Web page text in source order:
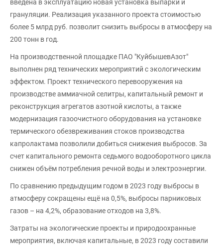
введена в эксплуатацию новая установка выпарки и
грануляции. Реализация указанного проекта стоимостью
более 5 млрд руб. позволит снизить выбросы в атмосферу на
200 тонн в год.
На производственной площадке ПАО "КуйбышевАзот"
выполнен ряд технических мероприятий с экологическим
эффектом. Проект технического перевооружения на
производстве аммиачной селитры, капитальный ремонт и
реконструкция агрегатов азотной кислоты, а также
модернизация газоочистного оборудования на установке
термического обезвреживания стоков производства
капролактама позволили добиться снижения выбросов. За
счет капитального ремонта седьмого водооборотного цикла
снижен объём потребления речной воды и электроэнергии.
По сравнению предыдущим годом в 2023 году выбросы в
атмосферу сокращены ещё на 0,5%, выбросы парниковых
газов – на 4,2%, образование отходов на 3,8%.
Затраты на экологические проекты и природоохранные
мероприятия, включая капитальные, в 2023 году составили